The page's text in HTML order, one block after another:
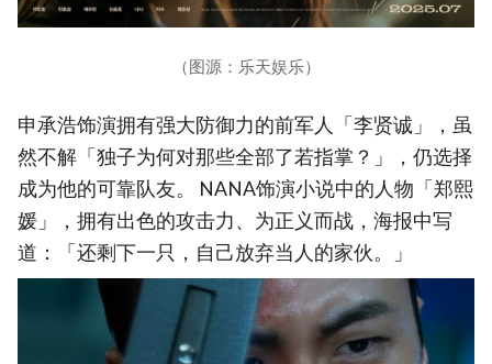
（图源：乐天娱乐）
申承浩饰演拥有强大防御力的前军人「李贤诚」，虽
然不解「独子为何对那些全部了若指掌？」，仍选择
成为他的可靠队友。 NANA饰演小说中的人物「郑熙
媛」，拥有出色的攻击力、为正义而战，海报中写
道：「还剩下一只，自己放弃当人的家伙。」